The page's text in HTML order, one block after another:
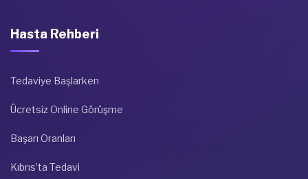
Hasta Rehberi
Tedaviye Başlarken
Ücretsiz Online Görüşme
Başarı Oranları
Kıbrıs’ta Tedavi